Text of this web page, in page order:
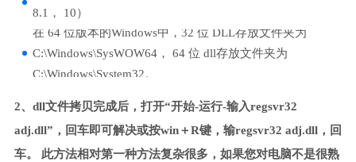
8.1， 10）
在 64 位版本的Windows中，32 位 DLL存放文件夹为
C:\Windows\SysWOW64， 64 位 dll存放文件夹为
C:\Windows\System32。
2、dll文件拷贝完成后，打开“开始-运行-输入regsvr32
adj.dll”，回车即可解决或按win＋R键，输regsvr32 adj.dll，回
车。 此方法相对第一种方法复杂很多，如果您对电脑不是很熟